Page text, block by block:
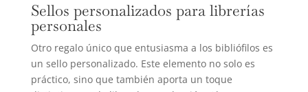
Sellos personalizados para librerías
personales
Otro regalo único que entusiasma a los bibliófilos es
un sello personalizado. Este elemento no solo es
práctico, sino que también aporta un toque